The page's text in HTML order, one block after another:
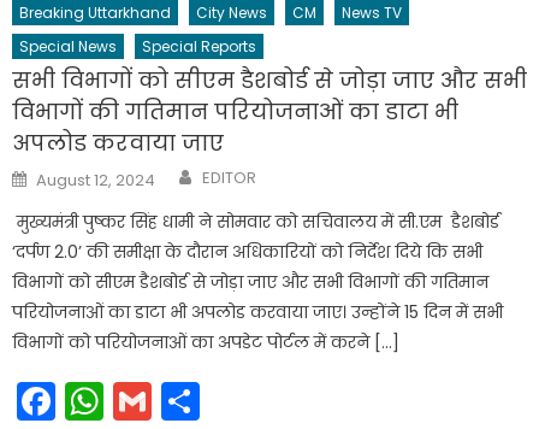
Breaking Uttarkhand City News CM
News TV
Special News
Special Reports
सभी विभागों को सीएम डैशबोर्ड से जोड़ा जाए और सभी
विभागों की गतिमान परियोजनाओं का डाटा भी
अपलोड करवाया जाए
Posted
on
August 12, 2024 Author
EDITOR
मुख्यमंत्री पुष्कर सिंह धामी ने सोमवार को सचिवालय में सी.एम डैशबोर्ड
‘दर्पण 2.0’ की समीक्षा के दौरान अधिकारियों को निर्देश दिये कि सभी
विभागों को सीएम डैशबोर्ड से जोड़ा जाए और सभी विभागों की गतिमान
परियोजनाओं का डाटा भी अपलोड करवाया जाए। उन्होंने 15 दिन में सभी
विभागों को परियोजनाओं का अपडेट पोर्टल में करने […]
Facebook
WhatsApp
Gmail